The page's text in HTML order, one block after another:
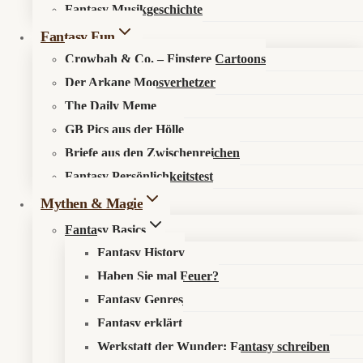
Fantasy Musikgeschichte
Fantasy Fun
Crowbah & Co. – Finstere Cartoons
Der Arkane Moosverhetzer
The Daily Meme
GB Pics aus der Hölle
Briefe aus den Zwischenreichen
Fantasy Persönlichkeitstest
Mythen & Magie
Fantasy Basics
Fantasy History
Haben Sie mal Feuer?
Fantasy Genres
Fantasy erklärt
Werkstatt der Wunder: Fantasy schreiben
Search in content
Fantasy Basics
Kulturgeschichte der Drachen (Teil 7) – Drachen.exe –
Willkommen im Meme-Zeitalter
Drachen.exe – Willkommen im Meme-